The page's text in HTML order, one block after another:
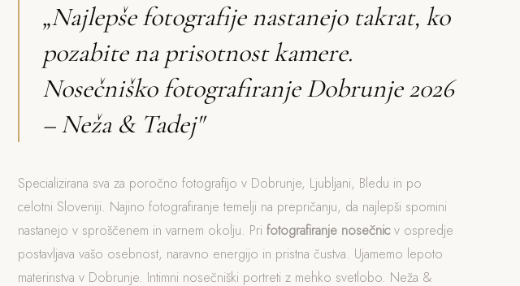
„Najlepše fotografije nastanejo takrat, ko
pozabite na prisotnost kamere.
Nosečniško fotografiranje Dobrunje 2026
– Neža & Tadej"
Specializirana sva za poročno fotografijo v Dobrunje, Ljubljani, Bledu in po
celotni Sloveniji. Najino fotografiranje temelji na prepričanju, da najlepši spomini
nastanejo v sproščenem in varnem okolju. Pri fotografiranje nosečnicv ospredje
postavljava vašo osebnost, naravno energijo in pristna čustva. Ujamemo lepoto
materinstva v Dobrunje. Intimni nosečniški portreti z mehko svetlobo. Neža &